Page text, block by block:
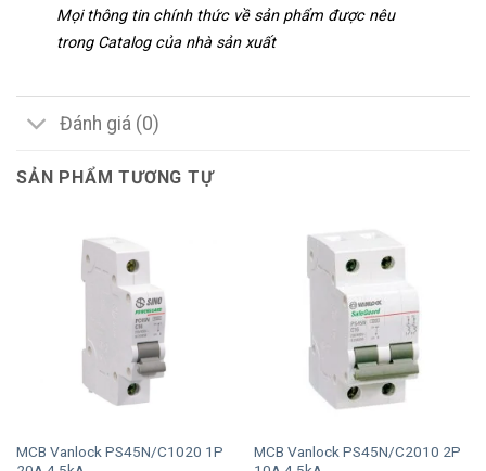
Mọi thông tin chính thức về sản phẩm được nêu
trong Catalog của nhà sản xuất
Đánh giá (0)
SẢN PHẨM TƯƠNG TỰ
MCB Vanlock PS45N/C1020 1P
MCB Vanlock PS45N/C2010 2P